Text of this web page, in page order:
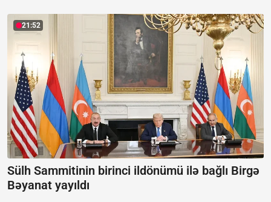
21:52
Sülh Sammitinin birinci ildönümü ilə bağlı Birgə
Bəyanat yayıldı